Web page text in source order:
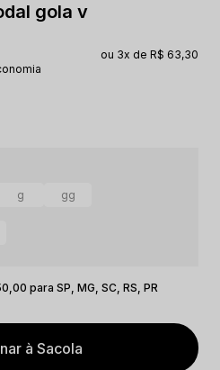
gola v
3x R$ 63,30
g gg
à Sacola
para SP, MG, SC, RS, PR